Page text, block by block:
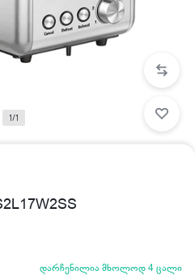
1/1
დარჩენილია მხოლოდ 4 ცალი